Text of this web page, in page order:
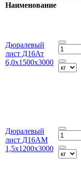
Наименование
Дюралевый
лист Д16Ат
6,0х1500х3000
Дюралевый
лист Д16АМ
1,5х1200х3000